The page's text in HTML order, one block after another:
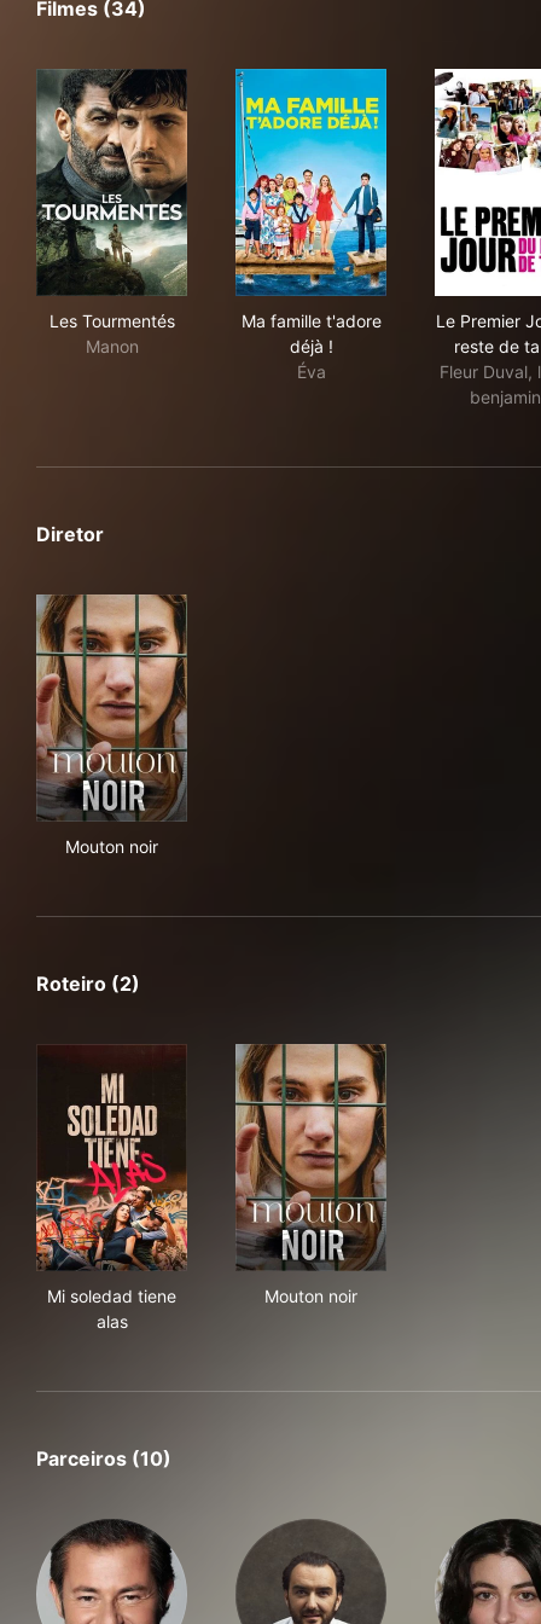
Filmes (34)
Les Tourmentés
Manon
Ma famille t'adore
déjà !
Éva
Le Premier
reste de
Fleur Duval,
Diretor
Mouton noir
Roteiro (2)
Mi soledad tiene
alas
Mouton noir
Parceiros (10)